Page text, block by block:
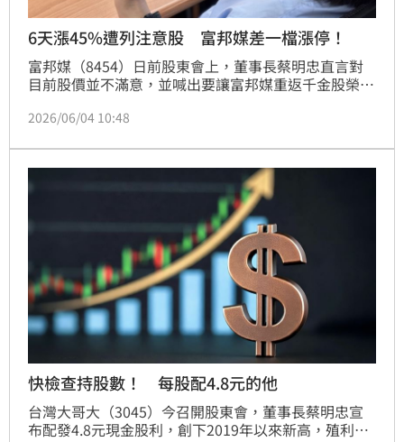
6天漲45%遭列注意股 富邦媒差一檔漲停！
富邦媒（8454）日前股東會上，董事長蔡明忠直言對
目前股價並不滿意，並喊出要讓富邦媒重返千金股榮
策略推動公司發展，甚至不排除評估外送平台等併購機
媒近日股價強勢飆升，因最近六個營業日累積漲幅高達
45.98%，遭證交所列入注意股。今（4）日盤中股價再
度大漲逾9%，最高來到320.5元。
2026/06/04 10:48
快檢查持股數！ 每股配4.8元的他
台灣大哥大（3045）今召開股東會，董事長蔡明忠宣
布配發4.8元現金股利，創下2019年以來新高，殖利率